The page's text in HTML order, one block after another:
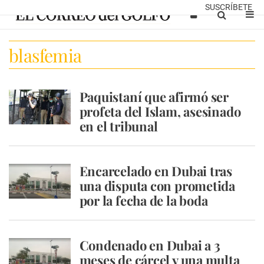
SUSCRÍBETE
blasfemia
Paquistaní que afirmó ser
profeta del Islam, asesinado
en el tribunal
Encarcelado en Dubai tras
una disputa con prometida
por la fecha de la boda
Condenado en Dubai a 3
meses de cárcel y una multa